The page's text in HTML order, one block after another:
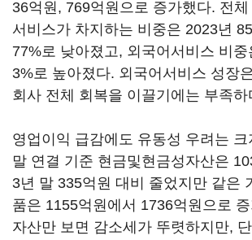
36억원, 769억원으로 증가했다. 전
서비스가 차지하는 비중은 2023년
77%로 낮아졌고, 외국어서비스 비
3%로 높아졌다. 외국어서비스 성장
회사 전체 회복을 이끌기에는 부족하
영업이익 급감에도 유동성 우려는 크
말 연결 기준 현금및현금성자산은
3년 말 335억원 대비 줄었지만 같은
품은 1155억원에서 1736억원으로
자산만 보면 감소세가 뚜렷하지만,